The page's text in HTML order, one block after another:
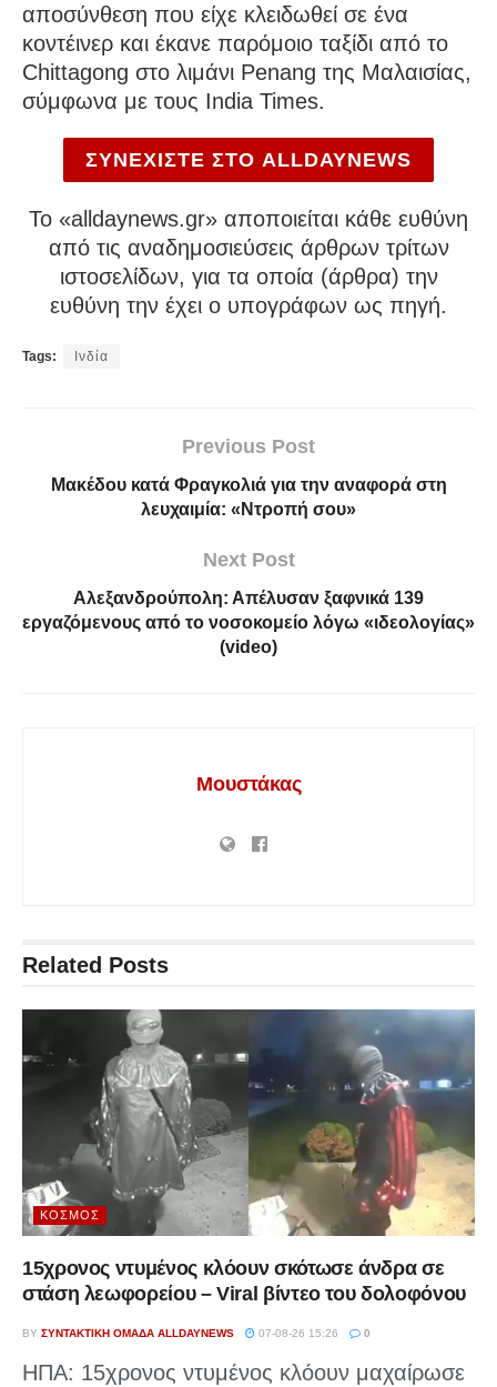
αποσύνθεση που είχε κλειδωθεί σε ένα
κοντέινερ και έκανε παρόμοιο ταξίδι από το
Chittagong στο λιμάνι Penang της Μαλαισίας,
σύμφωνα με τους India Times.
ΣΥΝΕΧΙΣΤΕ ΣΤΟ ALLDAYNEWS
To «alldaynews.gr» αποποιείται κάθε ευθύνη
από τις αναδημοσιεύσεις άρθρων τρίτων
ιστοσελίδων, για τα οποία (άρθρα) την
ευθύνη την έχει ο υπογράφων ως πηγή.
Tags: Ινδία
Previous Post
Μακέδου κατά Φραγκολιά για την αναφορά στη
λευχαιμία: «Ντροπή σου»
Next Post
Αλεξανδρούπολη: Απέλυσαν ξαφνικά 139
εργαζόμενους από το νοσοκομείο λόγω «ιδεολογίας»
(video)
Μουστάκας
Related Posts
ΚΌΣΜΟΣ
15χρονος ντυμένος κλόουν σκότωσε άνδρα σε
στάση λεωφορείου – Viral βίντεο του δολοφόνου
BY ΣΥΝΤΑΚΤΙΚΉ ΟΜΆΔΑ ALLDAYNEWS 07-08-26 15:26 0
ΗΠΑ: 15χρονος ντυμένος κλόουν μαχαίρωσε